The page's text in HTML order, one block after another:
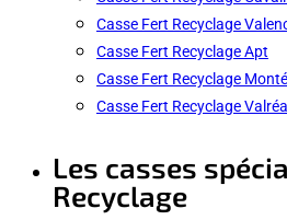
Casse Fert Recyclage
Casse Fert Recyclage Apt
Casse Fert Recyclage
Casse Fert Recyclage
Les casses
Recyclage